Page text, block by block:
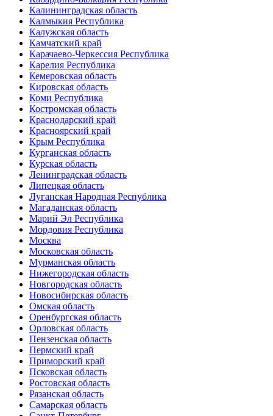
Калининградская область
Калмыкия Республика
Калужская область
Камчатский край
Карачаево-Черкессия Республика
Карелия Республика
Кемеровская область
Кировская область
Коми Республика
Костромская область
Краснодарский край
Красноярский край
Крым Республика
Курганская область
Курская область
Ленинградская область
Липецкая область
Луганская Народная Республика
Магаданская область
Марий Эл Республика
Мордовия Республика
Москва
Московская область
Мурманская область
Нижегородская область
Новгородская область
Новосибирская область
Омская область
Оренбургская область
Орловская область
Пензенская область
Пермский край
Приморский край
Псковская область
Ростовская область
Рязанская область
Самарская область